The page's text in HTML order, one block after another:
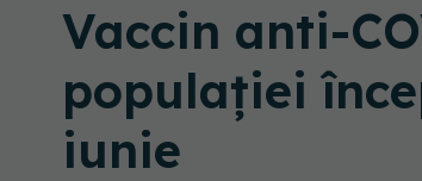
Vaccin anti-
populației
iunie